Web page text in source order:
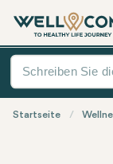
Quick
Startseite